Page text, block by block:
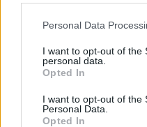
Please note that this
not limited to your visit or
grant or deny consent to
use your data for below
consent section.
Personal Data
I want to opt-out of the
personal data.
Opted In
I want to opt-out of the
Personal Data.
Opted In